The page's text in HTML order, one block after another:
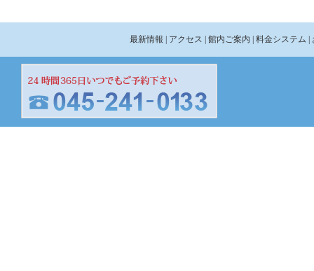
最新情報 | アクセス | 館内ご案内 | 料金システム